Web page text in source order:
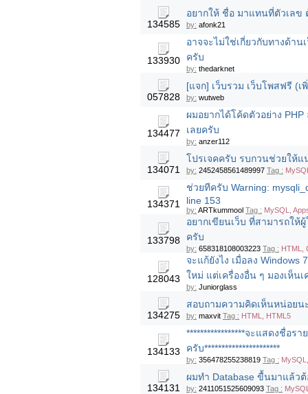
134585
อยากให้ ชื่อ มาแทนที่ตัวเลข
by: afonk21
133930
อาจจะไม่ใช่เกี่ยวกับทางด้า
ครับ
by: thedarknet
057828
[แจก] เว็บรวม เว็บโพสฟรี (
by: wutweb
134477
ผมอยากได้โค้ดตัวอย่าง
เลยครับ
by: anzer112
134071
โปรเจคครับ รบกวนช่วยให้
by: 2452458561489997 Tag :
134371
ช่วยทีครับ Warning:
line 153
by: ARTkummool Tag : MySQL,
133798
อยากเขียนเว็บ ที่สามารถให้
ครับ
by: 658318108003223 Tag : HTML,
128043
จะแก้ยังไง เมื่อลง Windows
ใหม่ แต่เครื่องอื่น ๆ มองเห็น
by: Juniorglass
134275
สอบถามความคิดเห็นหน่อยน
by: maxvit Tag : HTML, HTML5
134133
*****************จะแสดงชื่อร
ครับ**********************
by: 356478255238819 Tag :
134131
ผมทำ Database ขื้นมาแล้ว
by: 2411051525609093 Tag :